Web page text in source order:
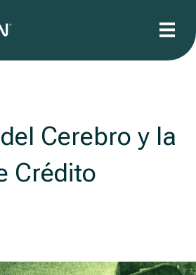
Cerebro y la
Crédito